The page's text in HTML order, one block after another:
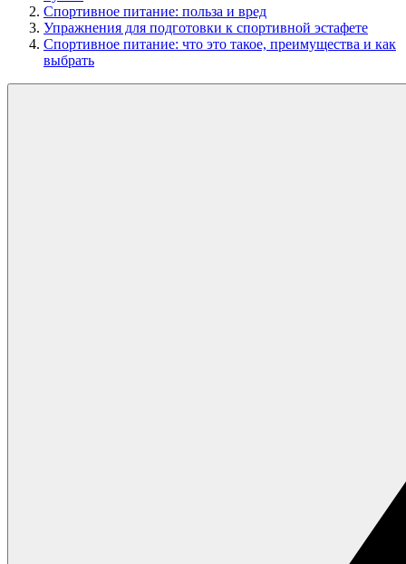
Спортивное питание: польза и вред
Упражнения для подготовки к спортивной эстафете
Спортивное питание: что это такое, преимущества и как
выбрать